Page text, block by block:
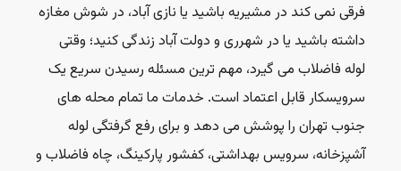
فرقی نمی کند در مشیریه باشید یا نازی آباد، در شوش مغازه
داشته باشید یا در شهرری و دولت آباد زندگی کنید؛ وقتی
لوله فاضلاب می گیرد، مهم ترین مسئله رسیدن سریع یک
سرویسکار قابل اعتماد است. خدمات ما تمام محله های
جنوب تهران را پوشش می دهد و برای رفع گرفتگی لوله
آشپزخانه، سرویس بهداشتی، کفشور پارکینگ، چاه فاضلاب و